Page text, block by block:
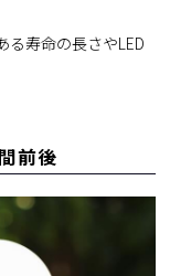
る寿命の長さやLED
前後